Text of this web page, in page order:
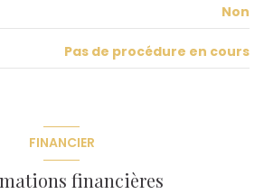
Non
Pas de procédure en cours
FINANCIER
financières